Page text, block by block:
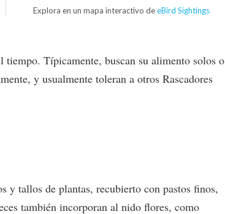
Explora en un mapa interactivo deeBird Sightings
Típicamente, buscan su alimento solos o
y usualmente toleran a otros Rascadores
y tallos de plantas, recubierto con pastos finos,
también incorporan al nido flores, como